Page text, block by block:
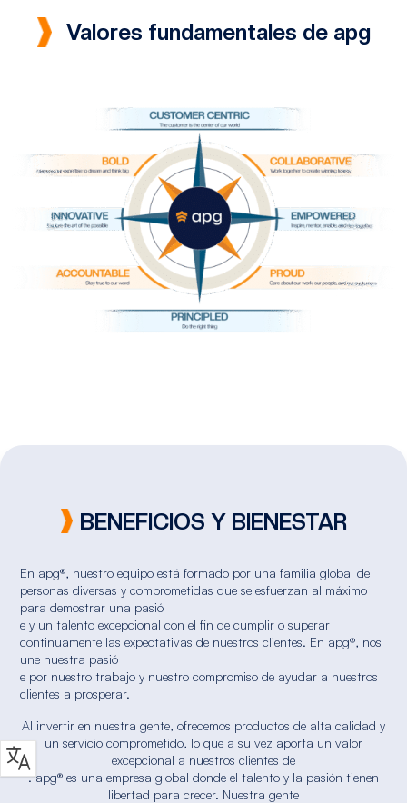
Valores fundamentales de apg
BENEFICIOS Y BIENESTAR
En apg®, nuestro equipo está formado por una familia global de
personas diversas y comprometidas que se esfuerzan al máximo
para demostrar una pasió
e y un talento excepcional con el fin de cumplir o superar
continuamente las expectativas de nuestros clientes. En apg®, nos
une nuestra pasió
e por nuestro trabajo y nuestro compromiso de ayudar a nuestros
clientes a prosperar.
Al invertir en nuestra gente, ofrecemos productos de alta calidad y
un servicio comprometido, lo que a su vez aporta un valor
excepcional a nuestros clientes de
. apg® es una empresa global donde el talento y la pasión tienen
libertad para crecer. Nuestra gente